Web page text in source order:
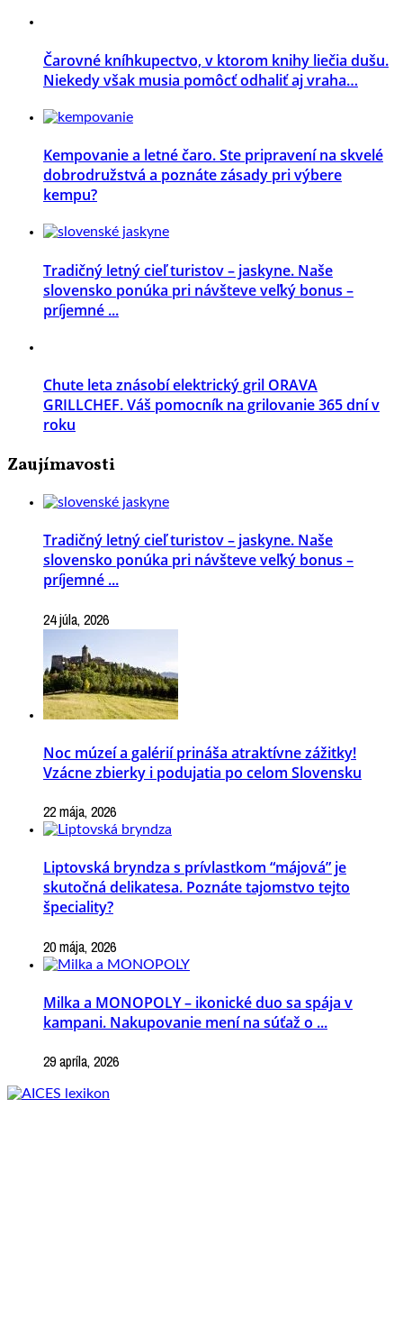
Čarovné kníhkupectvo, v ktorom knihy liečia dušu.
Niekedy však musia pomôcť odhaliť aj vraha…
Kempovanie a letné čaro. Ste pripravení na skvelé
dobrodružstvá a poznáte zásady pri výbere
kempu?
Tradičný letný cieľ turistov – jaskyne. Naše
slovensko ponúka pri návšteve veľký bonus –
príjemné ...
Chute leta znásobí elektrický gril ORAVA
GRILLCHEF. Váš pomocník na grilovanie 365 dní v
roku
Zaujímavosti
Tradičný letný cieľ turistov – jaskyne. Naše
slovensko ponúka pri návšteve veľký bonus –
príjemné ...
24 júla, 2026
Noc múzeí a galérií prináša atraktívne zážitky!
Vzácne zbierky i podujatia po celom Slovensku
22 mája, 2026
Liptovská bryndza s prívlastkom “májová” je
skutočná delikatesa. Poznáte tajomstvo tejto
špeciality?
20 mája, 2026
Milka a MONOPOLY – ikonické duo sa spája v
kampani. Nakupovanie mení na súťaž o ...
29 apríla, 2026